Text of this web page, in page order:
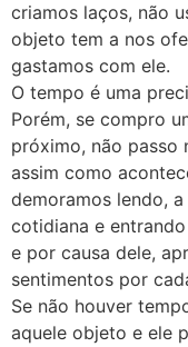
criamos laços, não
objeto tem a nos
gastamos com ele.
O tempo é uma
Porém, se compro
próximo, não passo
assim como
demoramos lendo,
cotidiana e
e por causa dele,
sentimentos por
Se não houver
aquele objeto e ele